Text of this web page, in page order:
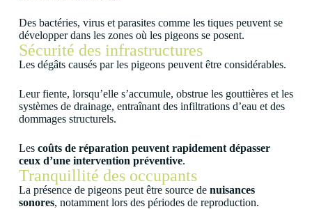
Des bactéries, virus et parasites comme les tiques peuvent se
développer dans les zones où les pigeons se posent.
Sécurité des infrastructures
Les dégâts causés par les pigeons peuvent être considérables.
Leur fiente, lorsqu’elle s’accumule, obstrue les gouttières et les
systèmes de drainage, entraînant des infiltrations d’eau et des
dommages structurels.
Les coûts de réparation peuvent rapidement dépasser
ceux d’une intervention préventive.
Tranquillité des occupants
La présence de pigeons peut être source de nuisances
sonores, notamment lors des périodes de reproduction.